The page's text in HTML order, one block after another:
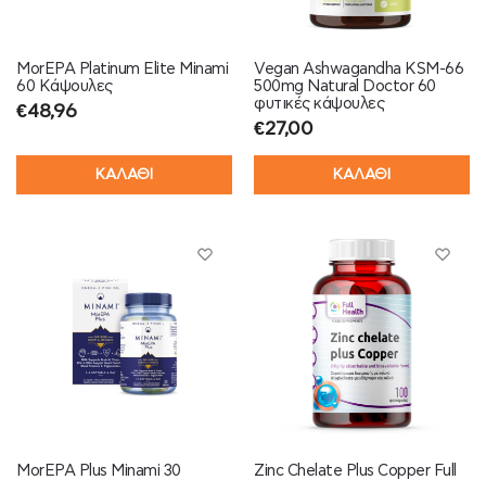
MorEPA Platinum Elite Minami
60 Κάψουλες
€48,96
ΚΑΛΑΘΙ
Vegan Ashwagandha KSM-66
500mg Natural Doctor 60
φυτικές κάψουλες
€27,00
ΚΑΛΑΘΙ
MorEPA Plus Minami 30
Zinc Chelate Plus Copper Full